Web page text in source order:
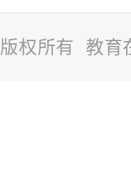
版权所有 教育